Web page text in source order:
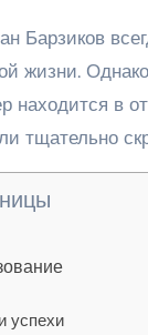
Барзиков
жизни.
находится в
тщательно
успехи